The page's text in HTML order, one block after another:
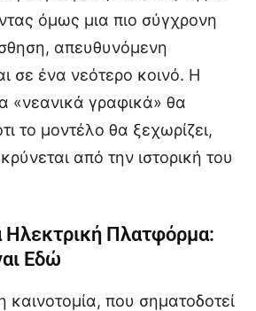
όμως μια πιο σύγχρονη
απευθυνόμενη
σε ένα νεότερο κοινό. Η
«νεανικά γραφικά» θα
το μοντέλο θα ξεχωρίζει,
από την ιστορική του
Ηλεκτρική Πλατφόρμα:
Εδώ
καινοτομία, που σηματοδοτεί